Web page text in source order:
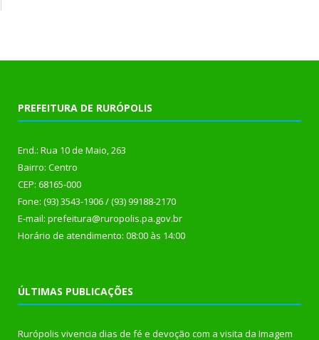
PREFEITURA DE RURÓPOLIS
End.: Rua 10 de Maio, 263
Bairro: Centro
CEP: 68165-000
Fone: (93) 3543-1906 / (93) 99188-2170
E-mail: prefeitura@ruropolis.pa.gov.br
Horário de atendimento: 08:00 às 14:00
ÚLTIMAS PUBLICAÇÕES
Rurópolis vivencia dias de fé e devoção com a visita da Imagem